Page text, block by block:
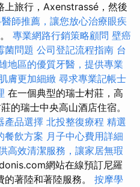
上旅行，Axenstrassé，然後
師推薦，讓您放心治療眼疾
專業網路行銷策略顧問 壁癌
菌問題 公司登記流程指南 台
地區的優質牙醫，提供專業
膚更加細緻 尋求專業記帳士
在一個典型的瑞士村莊，高
的瑞士中央高山酒店住宿。
產品選擇 北投整復療程 精選
餐飲方案 月子中心費用詳細
高效清潔服務，讓家居無瑕
網站在線預訂尼羅
著陸和著陸服務。 按摩學